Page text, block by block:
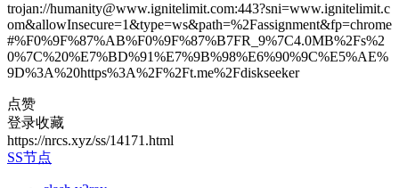
trojan://humanity@www.ignitelimit.com:443?sni=www.ignitelimit.c
om&allowInsecure=1&type=ws&path=%2Fassignment&fp=chrome
#%F0%9F%87%AB%F0%9F%87%B7FR_9%7C4.0MB%2Fs%2
0%7C%20%E7%BD%91%E7%9B%98%E6%90%9C%E5%AE%
9D%3A%20https%3A%2F%2Ft.me%2Fdiskseeker
点赞
登录收藏
https://nrcs.xyz/ss/14171.html
SS节点